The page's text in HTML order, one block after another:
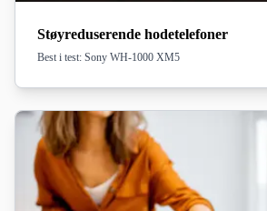
Støyreduserende hodetelefoner
Best i test: Sony WH-1000 XM5